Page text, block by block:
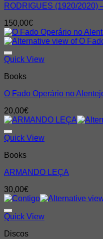
RODRIGUES (1920/2020)
150,00€
Quick View
Books
O Fado Operário no
20,00€
Quick View
Books
ARMANDO LEÇA
30,00€
Quick View
Discos